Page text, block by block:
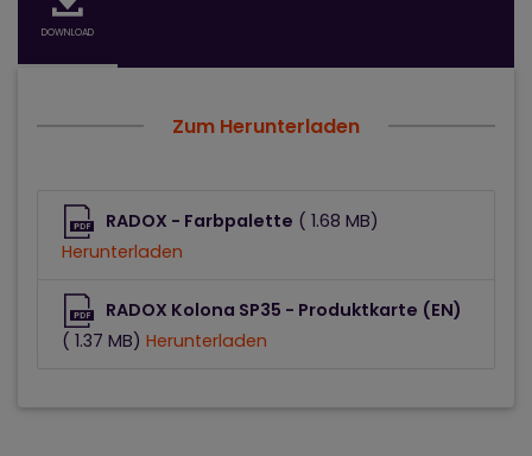
DOWNLOAD
Zum Herunterladen
RADOX - Farbpalette ( 1.68 MB)
Herunterladen
RADOX Kolona SP35 - Produktkarte (EN)
( 1.37 MB) Herunterladen